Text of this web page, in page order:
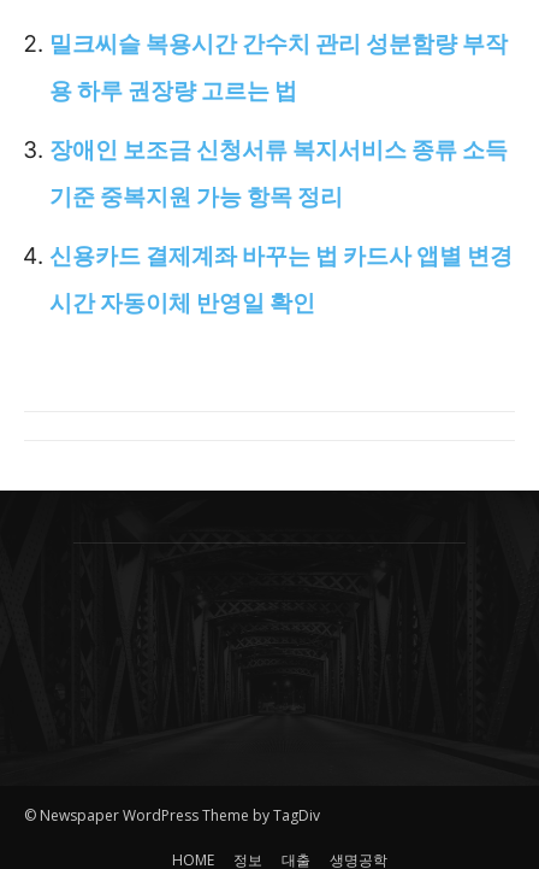
밀크씨슬 복용시간 간수치 관리 성분함량 부작
용 하루 권장량 고르는 법
장애인 보조금 신청서류 복지서비스 종류 소득
기준 중복지원 가능 항목 정리
신용카드 결제계좌 바꾸는 법 카드사 앱별 변경
시간 자동이체 반영일 확인
© Newspaper WordPress Theme by TagDiv
HOME 정보 대출 생명공학